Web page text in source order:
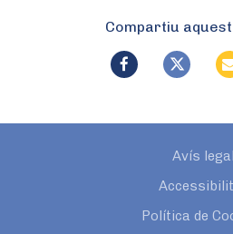
Compartiu
Avís legal
Política de